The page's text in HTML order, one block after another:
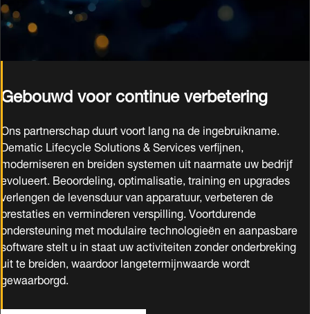
Gebouwd voor continue verbetering
Ons partnerschap duurt voort lang na de ingebruikname.
Dematic Lifecycle Solutions & Services verfijnen,
moderniseren en breiden systemen uit naarmate uw bedrijf
evolueert. Beoordeling, optimalisatie, training en upgrades
verlengen de levensduur van apparatuur, verbeteren de
prestaties en verminderen verspilling. Voortdurende
ondersteuning met modulaire technologieën en aanpasbare
software stelt u in staat uw activiteiten zonder onderbreking
uit te breiden, waardoor langetermijnwaarde wordt
gewaarborgd.